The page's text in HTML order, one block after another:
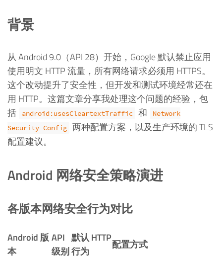
背景
从 Android 9.0（API 28）开始，Google 默认禁止应用
使用明文 HTTP 流量，所有网络请求必须用 HTTPS。
这个改动提升了安全性，但开发和测试环境经常还在
用 HTTP。这篇文章分享我处理这个问题的经验，包
括
android:usesCleartextTraffic 和
Network
Security Config
两种配置方案，以及生产环境的 TLS
配置建议。
Android 网络安全策略演进
各版本网络安全行为对比
Android 版
本
API
级别
默认 HTTP
行为
配置方式